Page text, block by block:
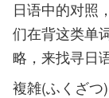
日语中的对照
们在背这类单
略，来找寻日
複雑(ふくざ